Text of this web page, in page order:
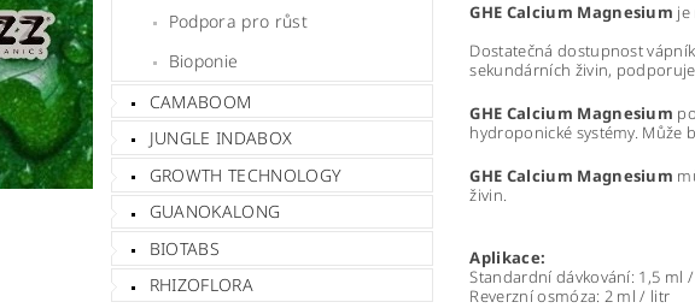
Podpora pro růst
Bioponie
CAMABOOM
JUNGLE INDABOX
GROWTH TECHNOLOGY
GUANOKALONG
BIOTABS
RHIZOFLORA
GHE Calcium Magnesium je
Dostatečná dostupnost
sekundárních živin,
GHE Calcium Magnesium
hydroponické systémy. Může
GHE Calcium Magnesium
živin.
Aplikace:
Standardní dávkování: 1,5 ml
Reverzní osmóza: 2 ml / litr